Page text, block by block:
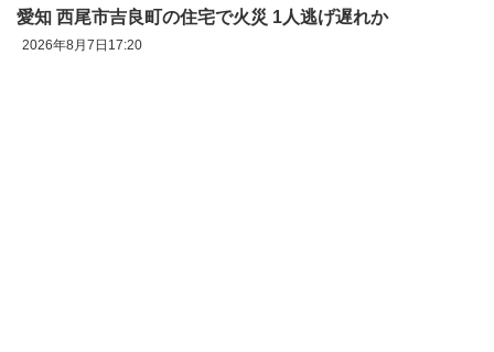
愛知 西尾市吉良町の住宅で火災 1人逃げ遅れか
2026年8月7日17:20